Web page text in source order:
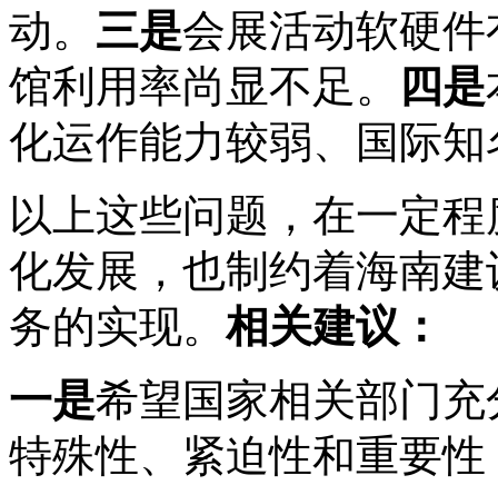
动。 三是会展活动软硬
馆利用率尚显不足。
四是
化运作能力较弱、国际
以上这些问题，在一定
化发展，也制约着海南
务的实现。相关建议：
一是希望国家相关部门
特殊性、紧迫性和重要性